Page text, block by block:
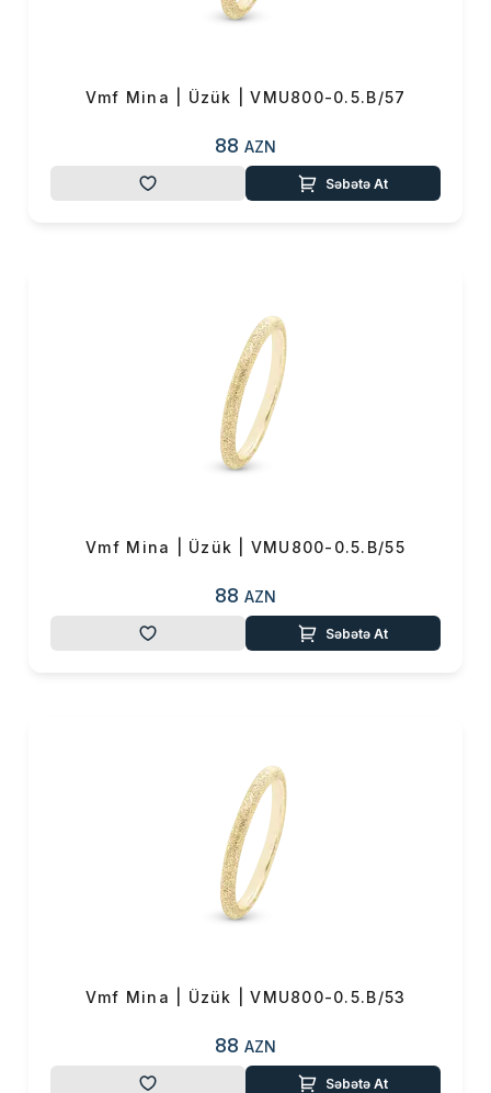
Vmf Mina | Üzük | VMU800-0.5.B/57
88 AZN
Səbətə At
Vmf Mina | Üzük | VMU800-0.5.B/55
88 AZN
Səbətə At
Vmf Mina | Üzük | VMU800-0.5.B/53
88 AZN
Səbətə At
Yekun məbləğ 0 ₼
Alış-verişə davam et
OK